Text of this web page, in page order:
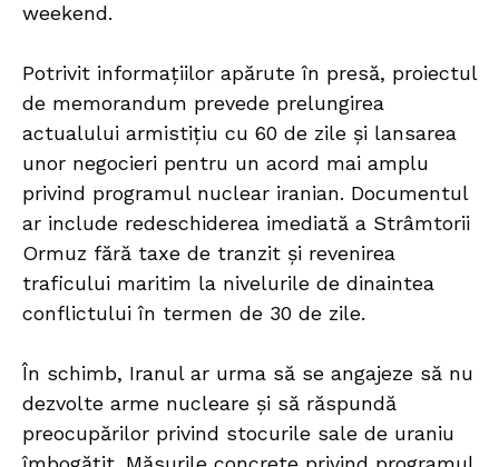
weekend.
Potrivit informațiilor apărute în presă, proiectul
de memorandum prevede prelungirea
actualului armistițiu cu 60 de zile și lansarea
unor negocieri pentru un acord mai amplu
privind programul nuclear iranian. Documentul
ar include redeschiderea imediată a Strâmtorii
Ormuz fără taxe de tranzit și revenirea
traficului maritim la nivelurile de dinaintea
conflictului în termen de 30 de zile.
În schimb, Iranul ar urma să se angajeze să nu
dezvolte arme nucleare și să răspundă
preocupărilor privind stocurile sale de uraniu